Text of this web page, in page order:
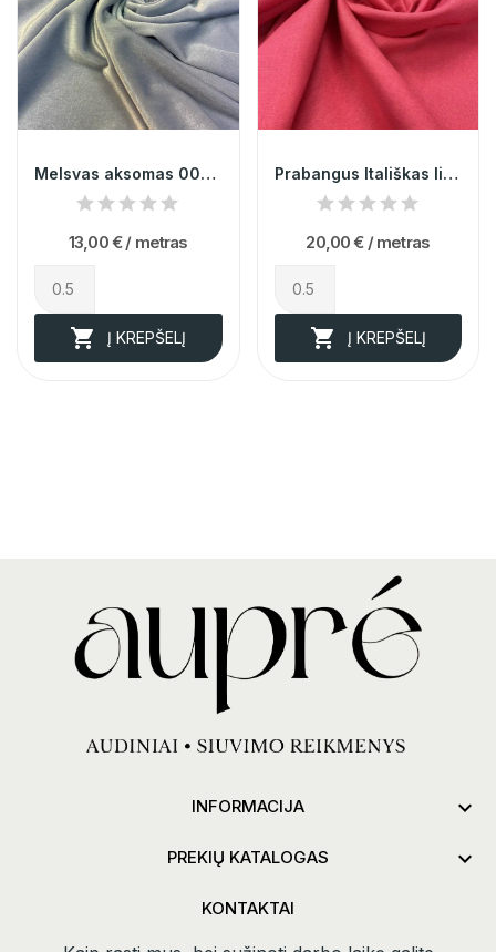
Melsvas aksomas 000578
13,00 € / metras
 Į KREPŠELĮ
Prabangus Itališkas linas 014142
20,00 € / metras
 Į KREPŠELĮ
INFORMACIJA 
PREKIŲ KATALOGAS 
KONTAKTAI